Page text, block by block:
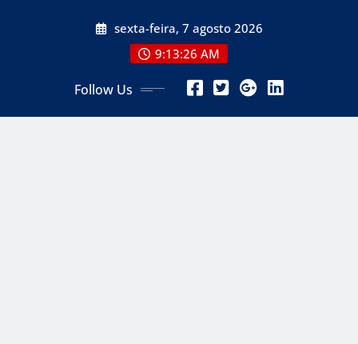
sexta-feira, 7 agosto 2026
9:13:27 AM
Follow Us